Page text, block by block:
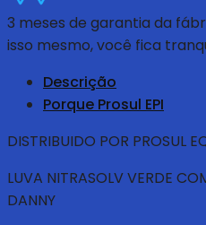
3 meses de garantia da
isso mesmo, você fica
Descrição
Porque Prosul EPI
DISTRIBUIDO POR PROSUL
LUVA NITRASOLV VERDE
DANNY